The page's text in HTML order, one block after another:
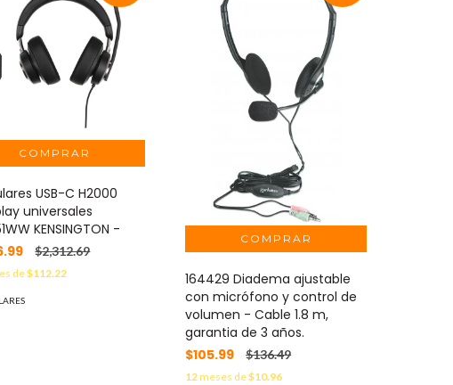
USB-C H2000
universales
KENSINGTON -
$2,312.69
de$112.22
164429 Diadema ajustable
con micrófono y control de
volumen - Cable 1.8 m,
garantia de 3 años.
$105.99
$136.49
12meses de$10.96